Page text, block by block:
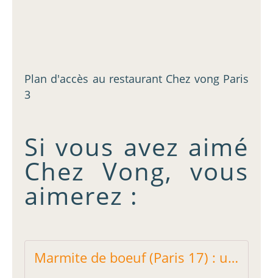
Plan d'accès au restaurant Chez vong Paris
3
Si vous avez aimé
Chez Vong, vous
aimerez :
Marmite de boeuf (Paris 17) : un bon restaurant chinois - Restos sur le Grill - Blog critique des restaurants de Paris indépendant !